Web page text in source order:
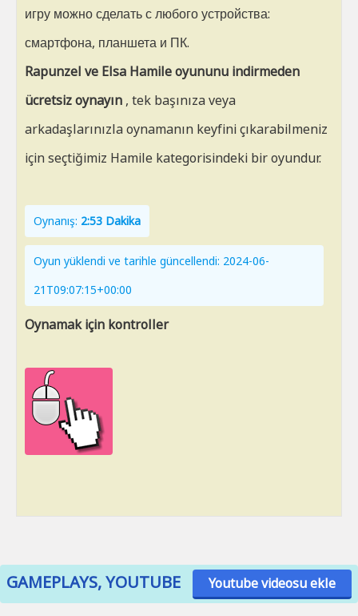
игру можно сделать с любого устройства:
смартфона, планшета и ПК.
Rapunzel ve Elsa Hamile oyununu indirmeden
ücretsiz oynayın , tek başınıza veya
arkadaşlarınızla oynamanın keyfini çıkarabilmeniz
için seçtiğimiz Hamile kategorisindeki bir oyundur.
Oynanış: 2:53 Dakika
Oyun yüklendi ve tarihle güncellendi: 2024-06-
21T09:07:15+00:00
Oynamak için kontroller
GAMEPLAYS, YOUTUBE Youtube videosu ekle